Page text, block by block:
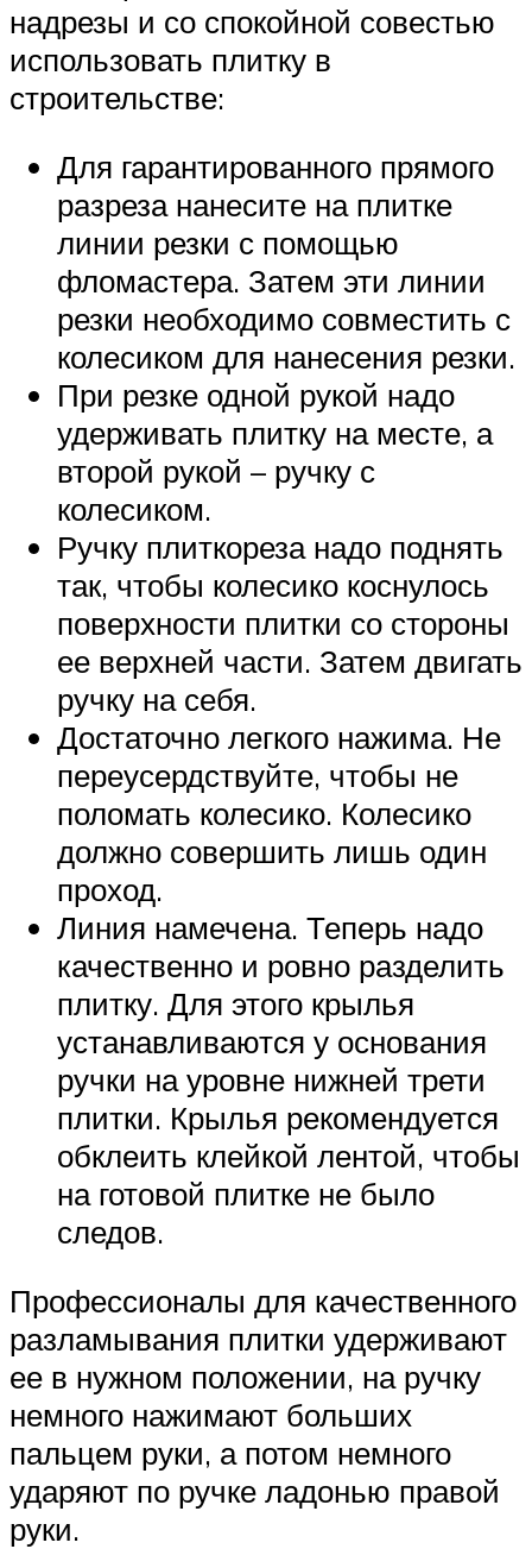
надрезы и со спокойной совестью
использовать плитку в
строительстве:
Для гарантированного прямого
разреза нанесите на плитке
линии резки с помощью
фломастера. Затем эти линии
резки необходимо совместить с
колесиком для нанесения резки.
При резке одной рукой надо
удерживать плитку на месте, а
второй рукой – ручку с
колесиком.
Ручку плиткореза надо поднять
так, чтобы колесико коснулось
поверхности плитки со стороны
ее верхней части. Затем двигать
ручку на себя.
Достаточно легкого нажима. Не
переусердствуйте, чтобы не
поломать колесико. Колесико
должно совершить лишь один
проход.
Линия намечена. Теперь надо
качественно и ровно разделить
плитку. Для этого крылья
устанавливаются у основания
ручки на уровне нижней трети
плитки. Крылья рекомендуется
обклеить клейкой лентой, чтобы
на готовой плитке не было
следов.
Профессионалы для качественного
разламывания плитки удерживают
ее в нужном положении, на ручку
немного нажимают больших
пальцем руки, а потом немного
ударяют по ручке ладонью правой
руки.